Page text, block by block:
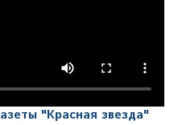
"Красная звезда"